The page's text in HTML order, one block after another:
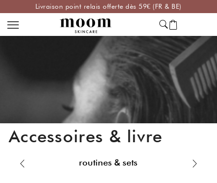
Livraison point relais offerte dès 59€ (FR & BE)
Accessoires & livre
routines & sets